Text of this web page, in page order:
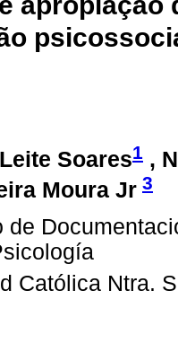
Soares1 ,
Moura Jr 3
de
Católica Ntra.